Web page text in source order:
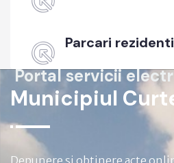
Parcari
Portal servicii
Municipiul
Depunere și obținere acte